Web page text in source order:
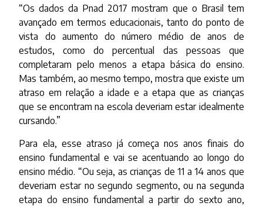
“Os dados da Pnad 2017 mostram que o Brasil tem
avançado em termos educacionais, tanto do ponto de
vista do aumento do número médio de anos de
estudos, como do percentual das pessoas que
completaram pelo menos a etapa básica do ensino.
Mas também, ao mesmo tempo, mostra que existe um
atraso em relação a idade e a etapa que as crianças
que se encontram na escola deveriam estar idealmente
cursando.”
Para ela, esse atraso já começa nos anos finais do
ensino fundamental e vai se acentuando ao longo do
ensino médio. “Ou seja, as crianças de 11 a 14 anos que
deveriam estar no segundo segmento, ou na segunda
etapa do ensino fundamental a partir do sexto ano,